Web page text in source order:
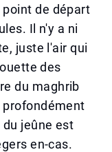
de départ
Il n'y a ni
juste l'air qui
des
du maghrib
profondément
jeûne est
en-cas.